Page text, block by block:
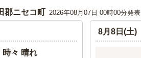
郡ニセコ町 2026年08月07日 00時00分発表
時々 晴れ
8月8日(土)